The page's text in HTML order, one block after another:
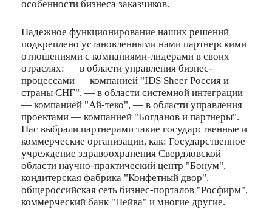
особенности бизнеса заказчиков.
Надежное функционирование наших решений
подкреплено установленными нами партнерскими
отношениями с компаниями-лидерами в своих
отраслях: — в области управления бизнес-
процессами — компанией "IDS Sheer Россия и
страны СНГ", — в области системной интеграции
— компанией "Ай-теко", — в области управления
проектами — компанией "Богданов и партнеры".
Нас выбрали партнерами такие государственные и
коммерческие организации, как: Государственное
учреждение здравоохранения Свердловской
области научно-практический центр "Бонум",
кондитерская фабрика "Конфетный двор",
общероссийская сеть бизнес-порталов "Росфирм",
коммерческий банк "Нейва" и многие другие.